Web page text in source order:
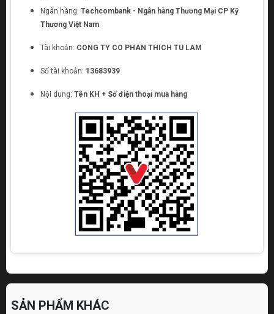
Ngân hàng: Techcombank - Ngân hàng Thương Mại CP Kỹ
Thương Việt Nam
Tài khoản: CONG TY CO PHAN THICH TU LAM
Số tài khoản: 13683939
Nội dung: Tên KH + Số điện thoại mua hàng
SẢN PHẨM KHÁC